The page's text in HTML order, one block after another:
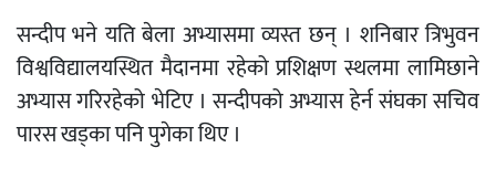
सन्दीप भने यति बेला अभ्यासमा व्यस्त छन् । शनिबार त्रिभुवन
विश्वविद्यालयस्थित मैदानमा रहेको प्रशिक्षण स्थलमा लामिछाने
अभ्यास गरिरहेको भेटिए । सन्दीपको अभ्यास हेर्न संघका सचिव
पारस खड्का पनि पुगेका थिए ।